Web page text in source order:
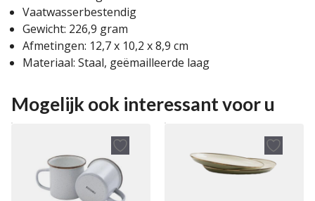
Vaatwasserbestendig
Gewicht: 226,9 gram
Afmetingen: 12,7 x 10,2 x 8,9 cm
Materiaal: Staal, geëmailleerde laag
Mogelijk ook interessant voor u